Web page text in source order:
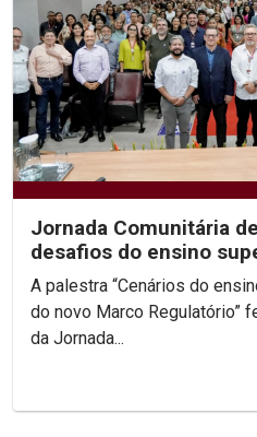
Jornada Comunitária
desafios do ensino
A palestra “Cenários do
do novo Marco Regulatório”
da Jornada...